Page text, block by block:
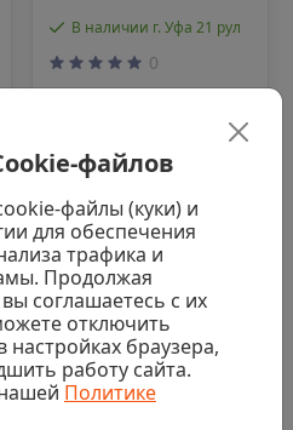
В наличии г. Уфа 21 рул
0
гидроизоляционный
Кордон Икопал, d-3
см, L-20 м
9 347 ₽/рул
Купить
Код: 00-00008461
файлов
файлы (куки) и
для обеспечения
трафика и
Продолжая
соглашаетесь с их
отключить
настройках браузера,
работу сайта.
Политике